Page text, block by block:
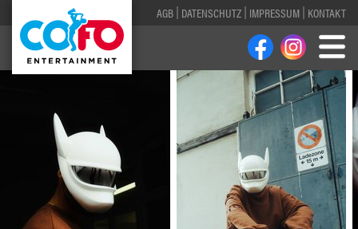
AGB DATENSCHUTZ IMPRESSUM KONTAKT